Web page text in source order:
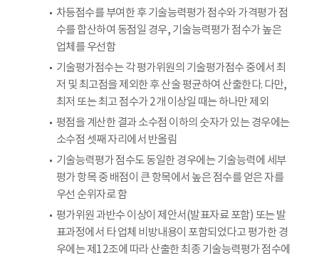
차등점수를 부여한 후 기술능력평가 점수와 가격평가 점
수를 합산하여 동점일 경우, 기술능력평가 점수가 높은
업체를 우선함
기술평가점수는 각 평가위원의 기술평가점수 중에서 최
저 및 최고점을 제외한 후 산술 평균하여 산출한다. 다만,
최저 또는 최고 점수가 2개 이상일 때는 하나만 제외
평점을 계산한 결과 소수점 이하의 숫자가 있는 경우에는
소수점 셋째 자리에서 반올림
기술능력평가 점수도 동일한 경우에는 기술능력에 세부
평가 항목 중 배점이 큰 항목에서 높은 점수를 얻은 자를
우선 순위자로 함
평가위원 과반수 이상이 제안서(발표자료 포함) 또는 발
표과정에서 타 업체 비방내용이 포함되었다고 평가한 경
우에는 제12조에 따라 산출한 최종 기술능력평가 점수에